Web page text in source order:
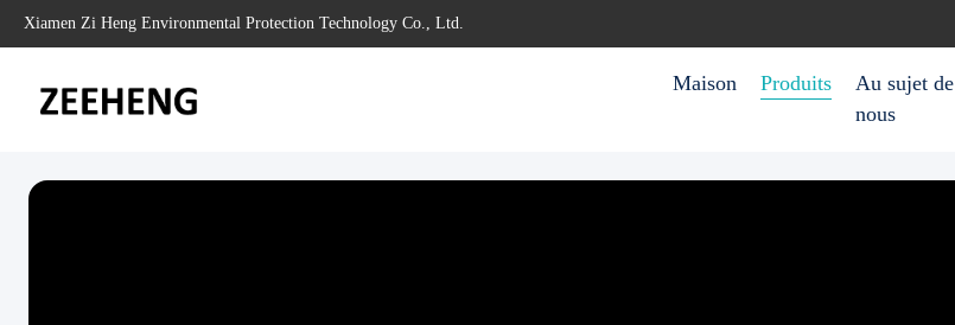
Xiamen Zi Heng Environmental Protection Technology Co., Ltd.
Maison Produits
Au sujet de
nous